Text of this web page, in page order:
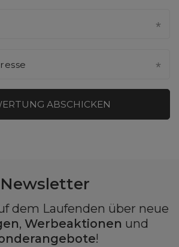
ABSCHICKEN
Newsletter
dem Laufenden über neue
, Werbeaktionen und
!